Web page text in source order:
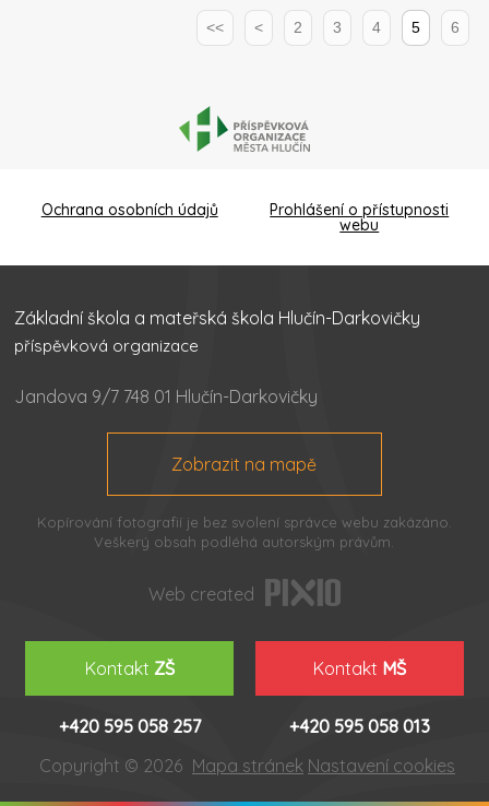
<< < 2 3 4 5 6
Ochrana osobních údajů Prohlášení o přístupnosti
webu
Základní škola a mateřská škola Hlučín-Darkovičky
příspěvková organizace
Jandova 9/7 748 01 Hlučín-Darkovičky
Zobrazit na mapě
Kopírování fotografií je bez svolení správce webu zakázáno.
Veškerý obsah podléhá autorským právům.
Web created
Kontakt ZŠ
+420 595 058 257
Kontakt MŠ
+420 595 058 013
Copyright © 2026 Mapa stránek Nastavení cookies